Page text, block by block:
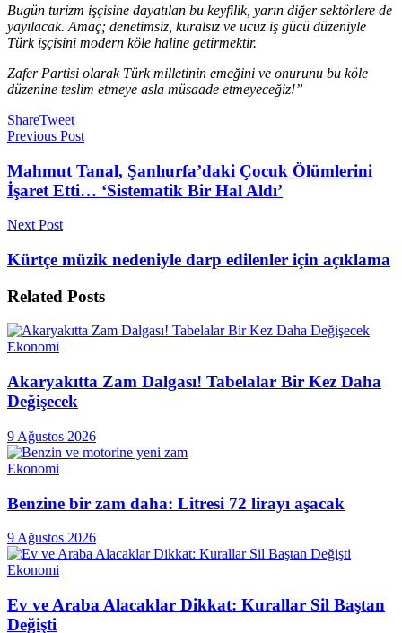
Bugün turizm işçisine dayatılan bu keyfilik, yarın diğer sektörlere de
yayılacak. Amaç; denetimsiz, kuralsız ve ucuz iş gücü düzeniyle
Türk işçisini modern köle haline getirmektir.
Zafer Partisi olarak Türk milletinin emeğini ve onurunu bu köle
düzenine teslim etmeye asla müsaade etmeyeceğiz!”
ShareTweet
Previous Post
Mahmut Tanal, Şanlıurfa’daki Çocuk Ölümlerini
İşaret Etti… ‘Sistematik Bir Hal Aldı’
Next Post
Kürtçe müzik nedeniyle darp edilenler için açıklama
Related Posts
Ekonomi
Akaryakıtta Zam Dalgası! Tabelalar Bir Kez Daha
Değişecek
9 Ağustos 2026
Ekonomi
Benzine bir zam daha: Litresi 72 lirayı aşacak
9 Ağustos 2026
Ekonomi
Ev ve Araba Alacaklar Dikkat: Kurallar Sil Baştan
Değişti